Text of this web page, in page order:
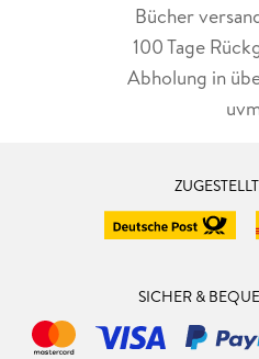
Bücher
100 Tage
Abholung in
SICHER &